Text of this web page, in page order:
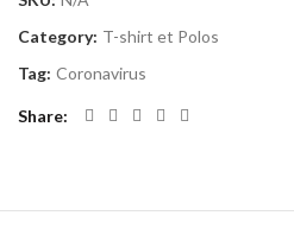
Category: T-shirt et Polos
Tag: Coronavirus
Share